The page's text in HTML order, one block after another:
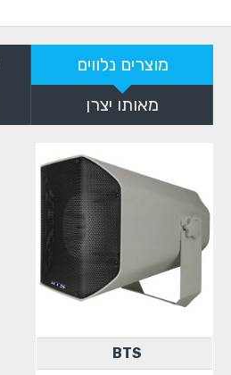
מוצרים נלווים
מאותו יצרן
BTS